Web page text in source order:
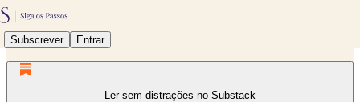
Subscrever Entrar
Ler sem distrações no Substack